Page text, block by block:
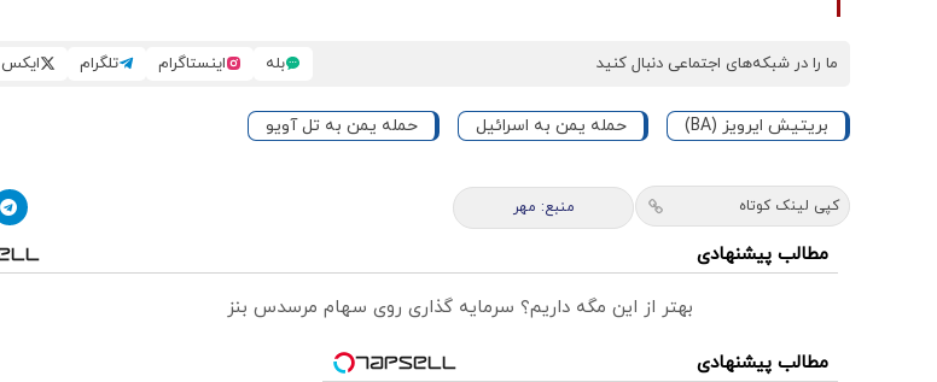
ما را در شبکه‌های اجتماعی دنبال کنید بله اینستاگرام تلگرام ایکس
بریتیش ایرویز (BA) حمله یمن به اسرائیل حمله یمن به تل آویو
کپی لینک کوتاه منبع: مهر
مطالب پیشنهادی
بهتر از این مگه داریم؟ سرمایه گذاری روی سهام مرسدس بنز
مطالب پیشنهادی